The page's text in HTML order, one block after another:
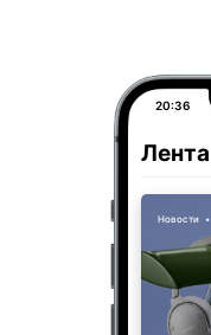
20:36
Лента
Новости •